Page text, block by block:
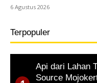
6 Agustus 2026
Terpopuler
Api dari Lahan
Source